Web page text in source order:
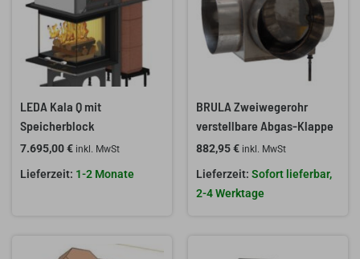
LEDA Kala Q mit
Speicherblock
7.695,00€ inkl. MwSt
1-2 Monate
BRULA Zweiwegerohr
verstellbare Abgas-Klappe
882,95€ inkl. MwSt
Sofort lieferbar,
2-4 Werktage